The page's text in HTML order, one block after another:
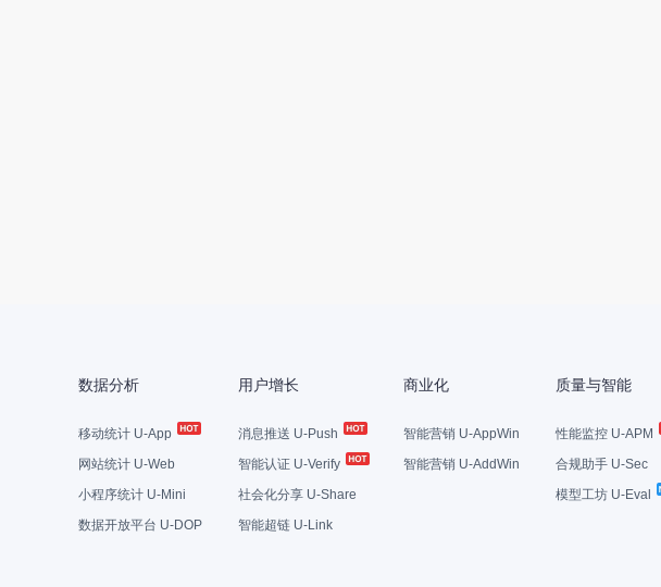
数据分析
移动统计 U-App
网站统计 U-Web
小程序统计 U-Mini
数据开放平台 U-DOP
用户增长
消息推送 U-Push
智能认证 U-Verify
社会化分享 U-Share
智能超链 U-Link
商业化
智能营销 U-AppWin
智能营销 U-AddWin
质量与智能
性能监控 U-APM
合规助手 U-Sec
模型工坊 U-Eval